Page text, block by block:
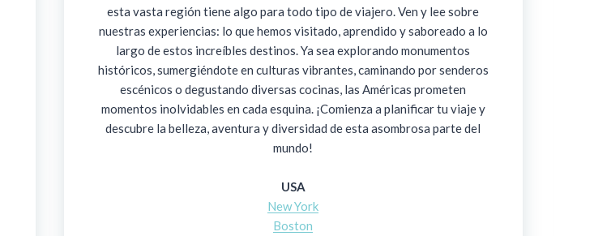
esta vasta región tiene algo para todo tipo de viajero. Ven y lee sobre
nuestras experiencias: lo que hemos visitado, aprendido y saboreado a lo
largo de estos increíbles destinos. Ya sea explorando monumentos
históricos, sumergiéndote en culturas vibrantes, caminando por senderos
escénicos o degustando diversas cocinas, las Américas prometen
momentos inolvidables en cada esquina. ¡Comienza a planificar tu viaje y
descubre la belleza, aventura y diversidad de esta asombrosa parte del
mundo!
USA
New York
Boston